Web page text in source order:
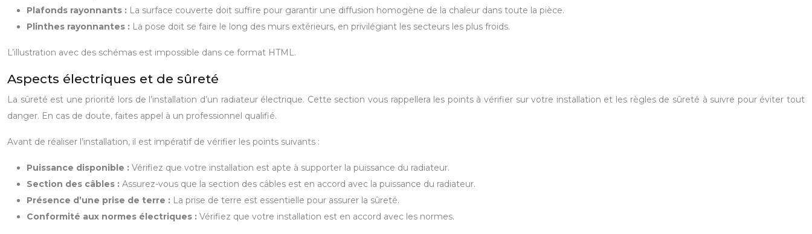
Plafonds rayonnants : La surface couverte doit suffire pour garantir une diffusion homogène de la chaleur dans toute la pièce.
Plinthes rayonnantes : La pose doit se faire le long des murs extérieurs, en privilégiant les secteurs les plus froids.
L’illustration avec des schémas est impossible dans ce format HTML.
Aspects électriques et de sûreté
La sûreté est une priorité lors de l’installation d’un radiateur électrique. Cette section vous rappellera les points à vérifier sur votre installation et les règles de sûreté à suivre pour éviter tout
danger. En cas de doute, faites appel à un professionnel qualifié.
Avant de réaliser l’installation, il est impératif de vérifier les points suivants :
Puissance disponible : Vérifiez que votre installation est apte à supporter la puissance du radiateur.
Section des câbles : Assurez-vous que la section des câbles est en accord avec la puissance du radiateur.
Présence d’une prise de terre : La prise de terre est essentielle pour assurer la sûreté.
Conformité aux normes électriques : Vérifiez que votre installation est en accord avec les normes.